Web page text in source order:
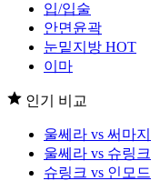
입/입술
안면윤곽
눈밑지방 HOT
이마
인기 비교
울쎄라 vs 써마지
울쎄라 vs 슈링크
슈링크 vs 인모드